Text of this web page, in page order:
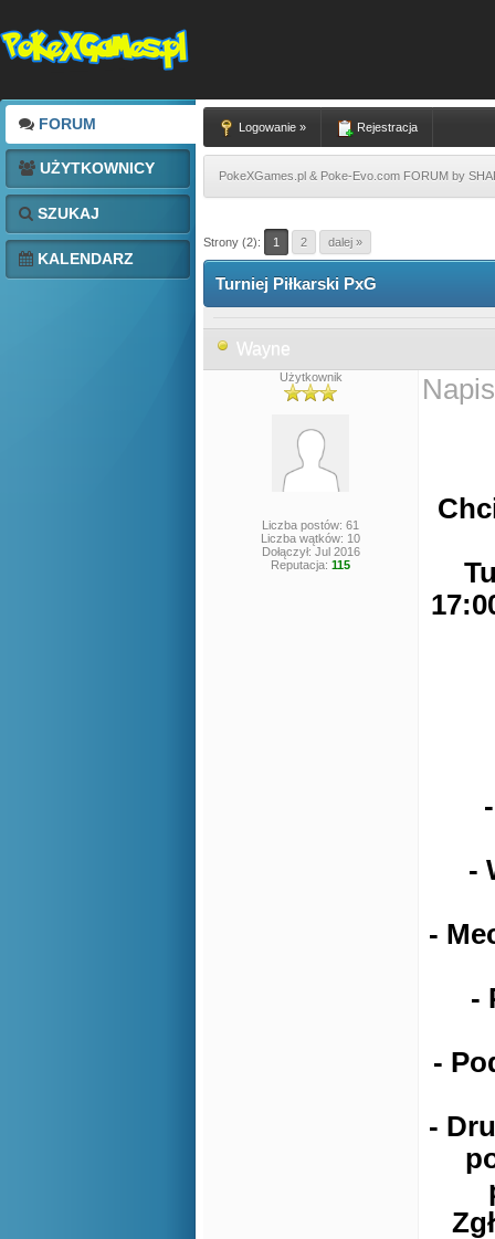
FORUM
UŻYTKOWNICY
SZUKAJ
KALENDARZ
Logowanie » Rejestracja
PokeXGames.pl & Poke-Evo.com FORUM by
Strony (2): 1 2 dalej »
Turniej Piłkarski PxG
Wayne
Użytkownik
Liczba postów: 61
Liczba wątków: 10
Dołączył: Jul 2016
Reputacja: 115
-
-
-
-
-